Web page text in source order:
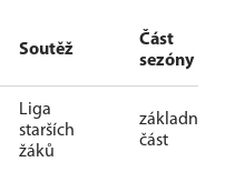
Soutěž
Část
sezóny
Liga
starších
žáků
základní
část